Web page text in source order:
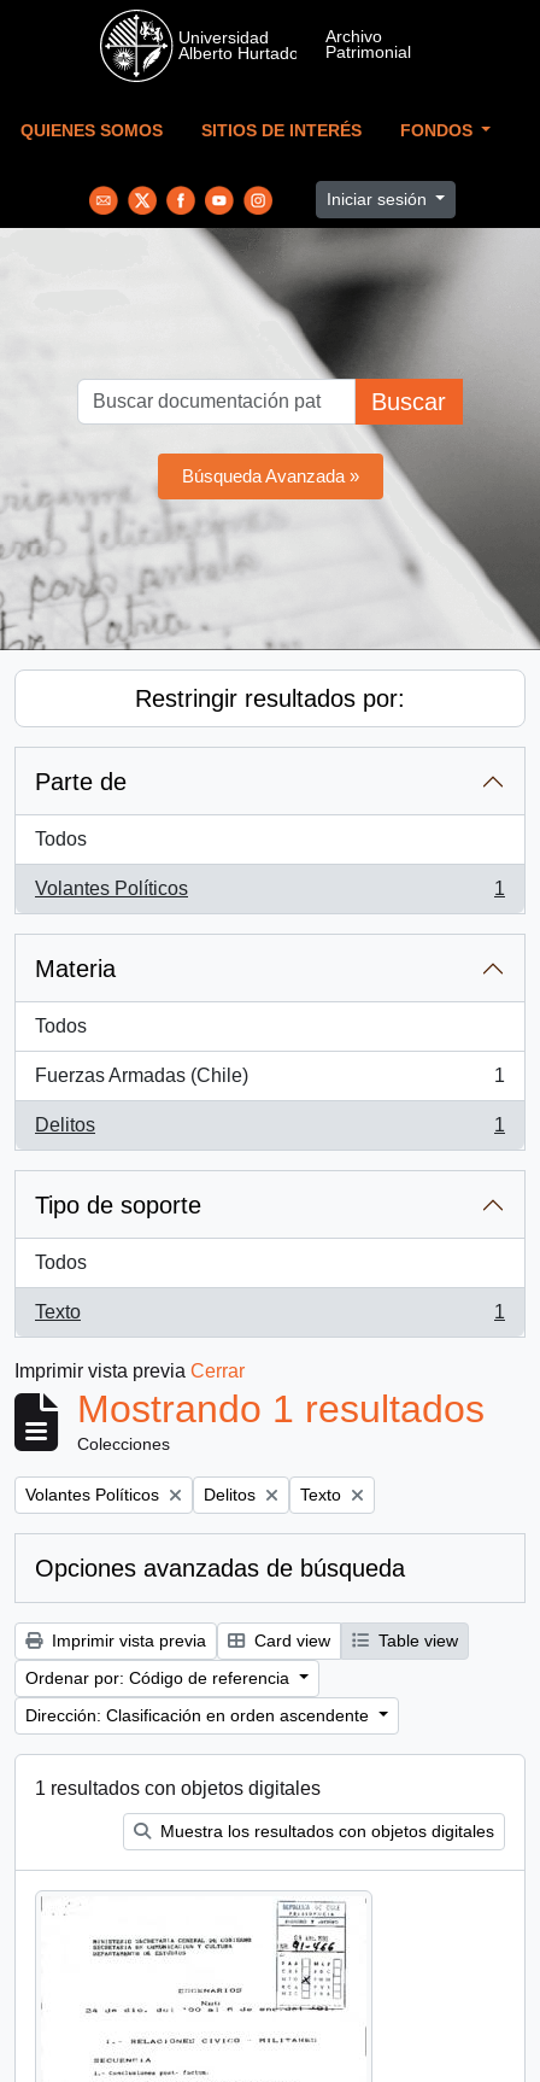
Skip to main content
QUIENES SOMOS SITIOS DE INTERÉS FONDOS
Iniciar sesión
Buscar
Búsqueda Avanzada »
Restringir resultados por:
Parte de
Todos
Volantes Políticos
, 1 resultados
1
Materia
Todos
Fuerzas Armadas (Chile)
, 1 resultados
1
Delitos
, 1 resultados
1
Tipo de soporte
Todos
Texto
, 1 resultados
1
Imprimir vista previa Cerrar
Mostrando 1 resultados
Colecciones
Remove filter:
Volantes Políticos Remove filter:
Delitos Remove filter:
Texto
Opciones avanzadas de búsqueda
Imprimir vista previa Card view
Table view
Ordenar por: Código de referencia
Dirección: Clasificación en orden ascendente
1 resultados con objetos digitales
Muestra los resultados con objetos digitales